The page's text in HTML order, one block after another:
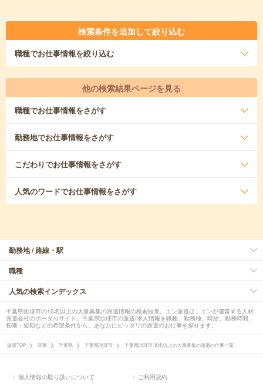
検索条件を追加して絞り込む
職種でお仕事情報を絞り込む
他の検索結果ページを見る
職種でお仕事情報をさがす
勤務地でお仕事情報をさがす
こだわりでお仕事情報をさがす
人気のワードでお仕事情報をさがす
勤務地 / 路線・駅
職種
人気の検索インデックス
千葉県匝瑳市の10名以上の大量募集の派遣情報の検索結果。エン派遣は、エンが運営する人材
派遣会社のポータルサイト。千葉県匝瑳市の派遣/求人情報を職種、勤務地、時給、勤務時間、
長期・短期などの希望条件から、あなたにピッタリの派遣のお仕事を探せます。
派遣TOP 関東 千葉県 千葉県匝瑳市 千葉県匝瑳市 10名以上の大量募集の派遣の仕事一覧
個人情報の取り扱いについて ご利用規約